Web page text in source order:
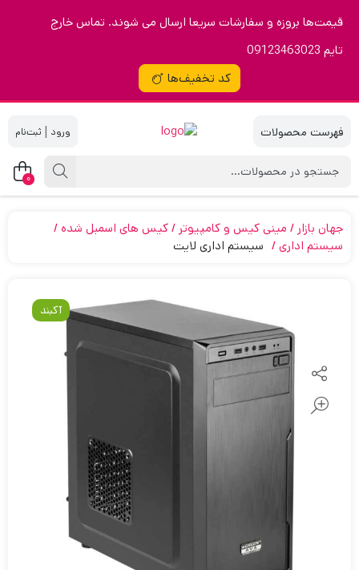
قیمت‌ها بروزه و سفارشات سریعا ارسال می شوند. تماس خارج
تایم 09123463023
کد تخفیف‌ها
|
0
جهان بازار مینی کیس و کامپیوتر
کیس های اسمبل شده
سیستم اداری
سیستم اداری لایت
آکبند